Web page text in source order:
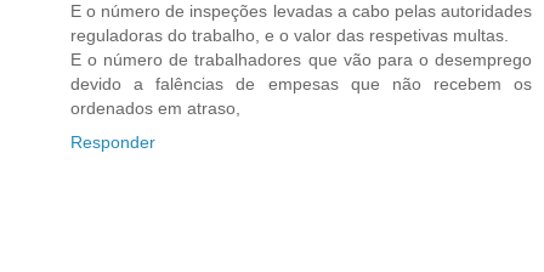
E o número de inspeções levadas a cabo pelas autoridades
reguladoras do trabalho, e o valor das respetivas multas.
E o número de trabalhadores que vão para o desemprego
devido a falências de empesas que não recebem os
ordenados em atraso,
Responder